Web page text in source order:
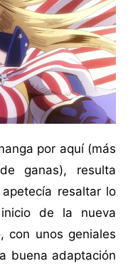
por aquí (más
ganas), resulta
resaltar lo
de la nueva
con unos geniales
buena adaptación